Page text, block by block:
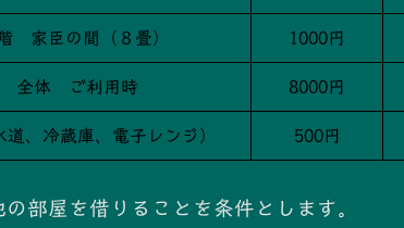
家臣の間（８畳） 1000円
全体 ご利用時 8000円
道、冷蔵庫、電子レンジ） 500円
部屋を借りることを条件とします。